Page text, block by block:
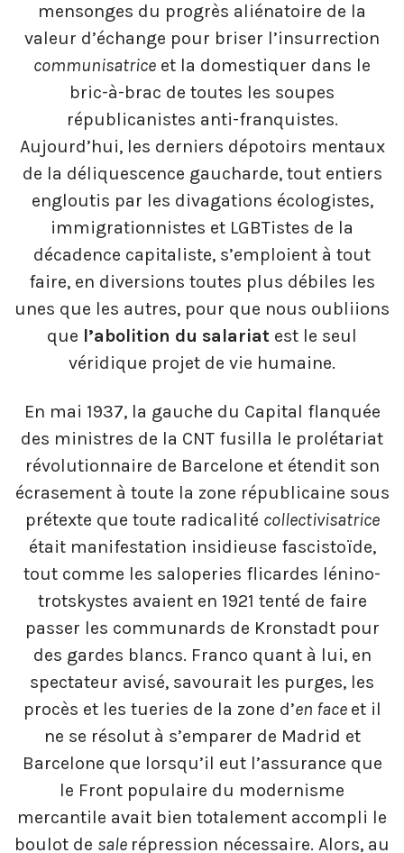
mensonges du progrès aliénatoire de la
valeur d’échange pour briser l’insurrection
communisatrice et la domestiquer dans le
bric-à-brac de toutes les soupes
républicanistes anti-franquistes.
Aujourd’hui, les derniers dépotoirs mentaux
de la déliquescence gaucharde, tout entiers
engloutis par les divagations écologistes,
immigrationnistes et LGBTistes de la
décadence capitaliste, s’emploient à tout
faire, en diversions toutes plus débiles les
unes que les autres, pour que nous oubliions
que l’abolition du salariat est le seul
véridique projet de vie humaine.
En mai 1937, la gauche du Capital flanquée
des ministres de la CNT fusilla le prolétariat
révolutionnaire de Barcelone et étendit son
écrasement à toute la zone républicaine sous
prétexte que toute radicalité collectivisatrice
était manifestation insidieuse fascistoïde,
tout comme les saloperies flicardes lénino-
trotskystes avaient en 1921 tenté de faire
passer les communards de Kronstadt pour
des gardes blancs. Franco quant à lui, en
spectateur avisé, savourait les purges, les
procès et les tueries de la zone d’en face et il
ne se résolut à s’emparer de Madrid et
Barcelone que lorsqu’il eut l’assurance que
le Front populaire du modernisme
mercantile avait bien totalement accompli le
boulot de sale répression nécessaire. Alors, au